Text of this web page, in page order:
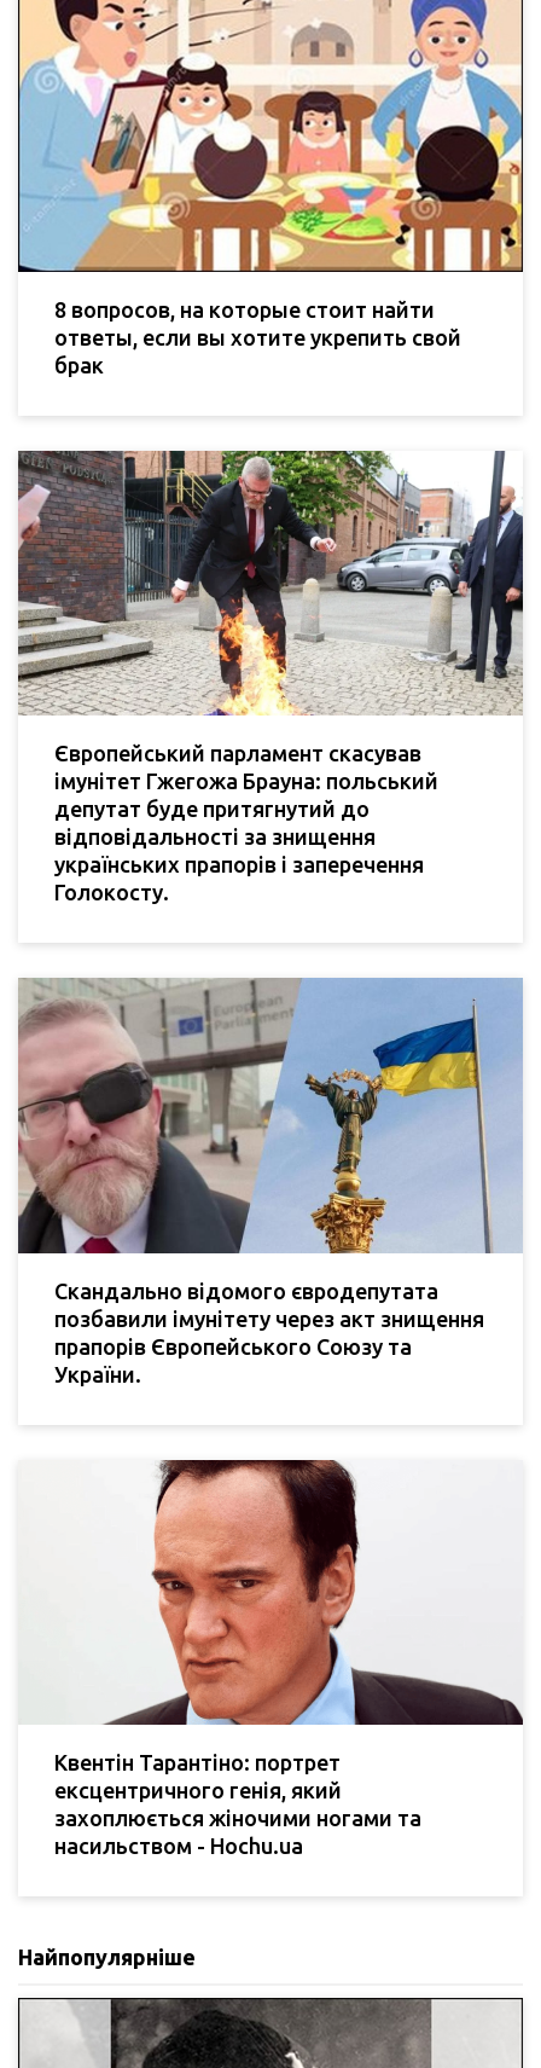
8 вопросов, на которые стоит найти
ответы, если вы хотите укрепить свой
брак
Європейський парламент скасував
імунітет Гжегожа Брауна: польський
депутат буде притягнутий до
відповідальності за знищення
українських прапорів і заперечення
Голокосту.
Скандально відомого євродепутата
позбавили імунітету через акт знищення
прапорів Європейського Союзу та
України.
Квентін Тарантіно: портрет
ексцентричного генія, який
захоплюється жіночими ногами та
насильством - Hochu.ua
Найпопулярніше